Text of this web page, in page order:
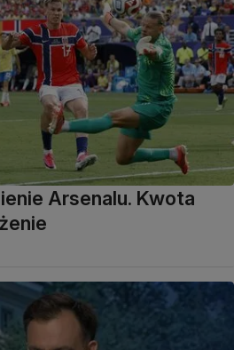
Arsenalu. Kwota